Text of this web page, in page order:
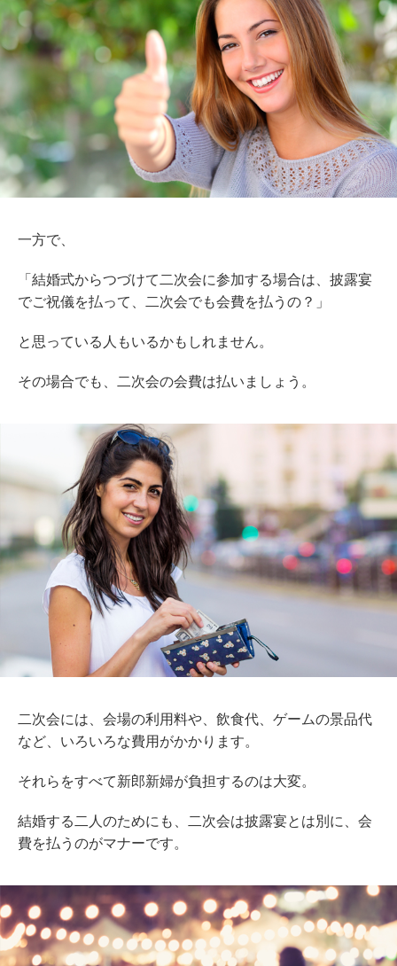
一方で、
「結婚式からつづけて二次会に参加する場合は、披露宴
でご祝儀を払って、二次会でも会費を払うの？」
と思っている人もいるかもしれません。
その場合でも、二次会の会費は払いましょう。
二次会には、会場の利用料や、飲食代、ゲームの景品代
など、いろいろな費用がかかります。
それらをすべて新郎新婦が負担するのは大変。
結婚する二人のためにも、二次会は披露宴とは別に、会
費を払うのがマナーです。